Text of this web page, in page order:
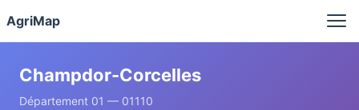
AgriMap
Champdor-Corcelles
Département 01 — 01110